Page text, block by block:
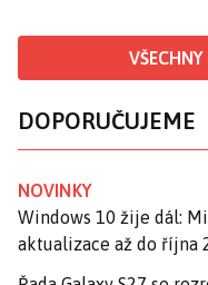
DOPORUČUJEME
NOVINKY
Windows 10 žije dál:
aktualizace až do října